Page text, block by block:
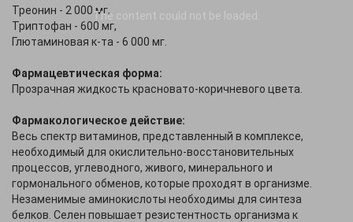
The content could not be loaded.
Треонин - 2 000 мг,
Триптофан - 600 мг,
Глютаминовая к-та - 6 000 мг.
Фармацевтическая форма:
Прозрачная жидкость красновато-коричневого цвета.
Фармакологическое действие:
Весь спектр витаминов, представленный в комплексе,
необходимый для окислительно-восстановительных
процессов, углеводного, живого, минерального и
гормонального обменов, которые проходят в организме.
Незаменимые аминокислоты необходимы для синтеза
белков. Селен повышает резистентность организма к